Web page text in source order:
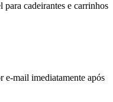
para cadeirantes e carrinhos
e-mail imediatamente após